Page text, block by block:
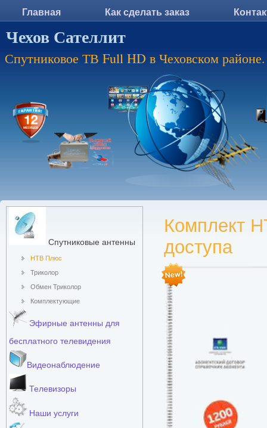
Главная Как сделать заказ
Чехов Сателлит
Спутниковое ТВ Full HD в Чеховском районе.
Спутниковые антенны
НТВ Плюс
Триколор
Обмен Триколор
Комплектующие
Эфирные антенны для
бесплатного телевидения
Видеонаблюдение
Телевизоры
Наши услуги
Комплект
доступа